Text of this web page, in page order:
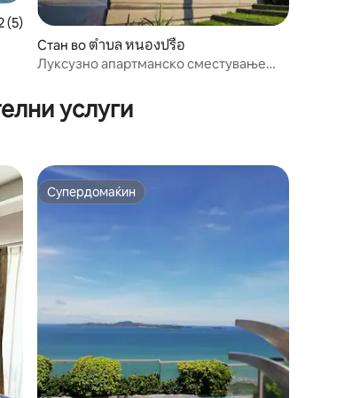
оцена: 4,2 од 5, 5 рецензии
(5)
Стан во ตำบล หนองปรือ
Луксузно апартманско сместување
услуги
Супердомаќин
Супердомаќин